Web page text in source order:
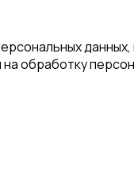
обработку